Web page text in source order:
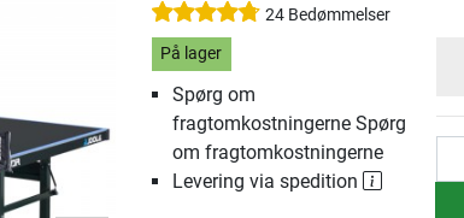
24 Bedømmelser
På lager
Spørg om
fragtomkostningerne Spørg
om fragtomkostningerne
Levering via spedition